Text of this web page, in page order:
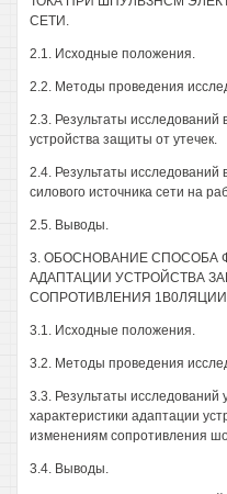
СЕТИ.
2.1. Исходные положения.
2.2. Методы проведения
2.3. Результаты исследований
устройства защиты от утечек.
2.4. Результаты исследований
силового источника сети на
2.5. Выводы.
3. ОБОСНОВАНИЕ СПОСОБА
АДАПТАЦИИ УСТРОЙСТВА
СОПРОТИВЛЕНИЯ
3.1. Исходные положения.
3.2. Методы проведения
3.3. Результаты
характеристики адаптации
изменениям сопротивления
3.4. Выводы.